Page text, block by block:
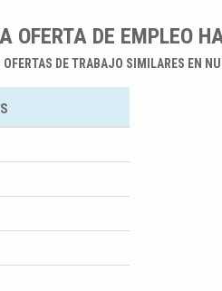
OFERTA DE EMPLEO
OFERTAS DE TRABAJO SIMILARES EN